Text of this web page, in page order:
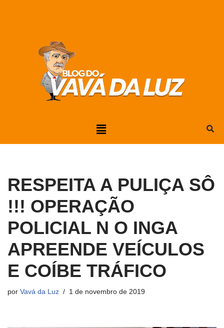
RESPEITA A PULIÇA SÔ
!!! OPERAÇÃO
POLICIAL N O INGA
APREENDE VEÍCULOS
E COÍBE TRÁFICO
por Vavá da Luz 1 de novembro de 2019